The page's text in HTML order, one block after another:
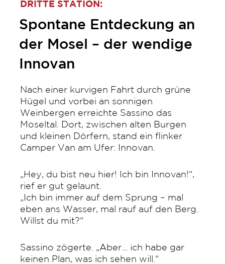
DRITTE STATION:
Spontane Entdeckung an
der Mosel – der wendige
Innovan
Nach einer kurvigen Fahrt durch grüne
Hügel und vorbei an sonnigen
Weinbergen erreichte Sassino das
Moseltal. Dort, zwischen alten Burgen
und kleinen Dörfern, stand ein flinker
Camper Van am Ufer: Innovan.
„Hey, du bist neu hier! Ich bin Innovan!“,
rief er gut gelaunt.
„Ich bin immer auf dem Sprung – mal
eben ans Wasser, mal rauf auf den Berg.
Willst du mit?“
Sassino zögerte. „Aber… ich habe gar
keinen Plan, was ich sehen will.“